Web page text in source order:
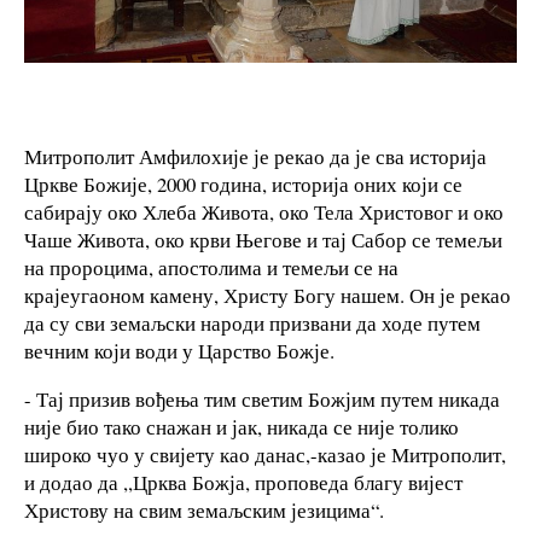
Митрополит Амфилохије је рекао да је сва историја
Цркве Божије, 2000 година, историја оних који се
сабирају око Хлеба Живота, око Тела Христовог и око
Чаше Живота, око крви Његове и тај Сабор се темељи
на пророцима, апостолима и темељи се на
крајеугаоном камену, Христу Богу нашем. Он је рекао
да су сви земаљски народи призвани да ходе путем
вечним који води у Царство Божје.
- Тај призив вођења тим светим Божјим путем никада
није био тако снажан и јак, никада се није толико
широко чуо у свијету као данас,-казао је Митрополит,
и додао да ,,Црква Божја, проповеда благу вијест
Христову на свим земаљским језицима“.